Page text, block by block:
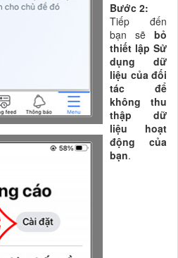
Bước 2:
Tiếp đến
bạn sẽ bỏ
thiết lập Sử
dụng dữ
liệu của đối
tác để
không thu
thập dữ
liệu hoạt
động của
bạn.